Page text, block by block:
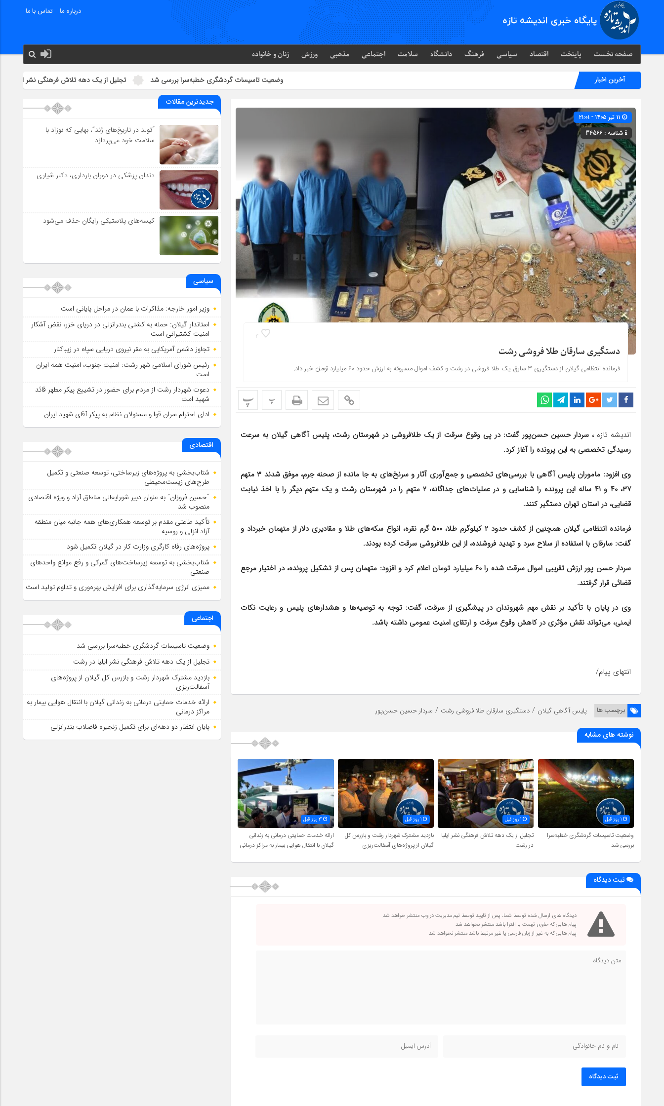
درباره ما تماس با ما
صفحه نخست پایتخت اقتصاد سیاسی فرهنگ دانشگاه سلامت اجتماعی مذهبی ورزش زنان و خانواده
آخرین اخبار وضعیت تاسیسات گردشگری خطبه‌سرا بررسی شد تجلیل از یک دهه تلاش فرهنگی نشر ایلیا در رشت
شناسه : 34566
4
دستگیری سارقان طلا فروشی رشت
فرمانده انتظامی گیلان از دستگیری ۳ سارق یک طلا فروشی در رشت و کشف اموال مسروقه به ارزش حدود ۶۰ میلیارد تومان خبر داد.
پ پ
اندیشه تازه، سردار حسین حسن‌پور گفت: در پی وقوع سرقت از یک طلافروشی در شهرستان رشت، پلیس آگاهی گیلان به سرعت
رسیدگی تخصصی به این پرونده را آغاز کرد.
وی افزود: ماموران پلیس آگاهی با بررسی‌های تخصصی و جمع‌آوری آثار و سرنخ‌های به جا مانده از صحنه جرم، موفق شدند ۳ متهم
۳۷، ۴۰ و ۴۱ ساله این پرونده را شناسایی و در عملیات‌های جداگانه، ۲ متهم را در شهرستان رشت و یک متهم دیگر را با اخذ نیابت
قضایی، در استان تهران دستگیر کنند.
فرمانده انتظامی گیلان همچنین از کشف حدود ۲ کیلوگرم طلا، ۵۰۰ گرم نقره، انواع سکه‌های طلا و مقادیری دلار از متهمان خبرداد و
گفت: سارقان با استفاده از سلاح سرد و تهدید فروشنده، از این طلافروشی سرقت کرده بودند.
سردار حسن پور ارزش تقریبی اموال سرقت شده را ۶۰ میلیارد تومان اعلام کرد و افزود: متهمان پس از تشکیل پرونده، در اختیار مرجع
قضائی قرار گرفتند.
وی در پایان با تأکید بر نقش مهم شهروندان در پیشگیری از سرقت، گفت: توجه به توصیه‌ها و هشدار‌های پلیس و رعایت نکات
ایمنی، می‌تواند نقش مؤثری در کاهش وقوع سرقت و ارتقای امنیت عمومی داشته باشد.
انتهای پیام/
برچسب ها پلیس آگاهی گیلان / دستگیری سارقان طلا فروشی رشت / سردار حسین حسن‌پور
نوشته های مشابه
1 روز قبل
وضعیت تاسیسات گردشگری خطبه‌سرا
بررسی شد
1 روز قبل
تجلیل از یک دهه تلاش فرهنگی نشر ایلیا
در رشت
1 روز قبل
بازدید مشترک شهردار رشت و بازرس کل
گیلان از پروژه‌های آسفالت‌ریزی
3 روز قبل
ارائه خدمات حمایتی درمانی به زندانی
گیلان با انتقال هوایی بیمار به مراکز درمانی
ثبت دیدگاه
دیدگاه های ارسال شده توسط شما، پس از تایید توسط تیم مدیریت در وب منتشر خواهد شد.
پیام هایی که حاوی تهمت یا افترا باشد منتشر نخواهد شد.
پیام هایی که به غیر از زبان فارسی یا غیر مرتبط باشد منتشر نخواهد شد.
ثبت دیدگاه
جدیدترین مقالات
“تولد در تاریخ‌های رُند”، بهایی که نوزاد با
سلامت خود می‌پردازد
دندان پزشکی در دوران بارداری، دکتر شیاری
کیسه‌های پلاستیکی رایگان حذف می‌شود
سیاسی
وزیر امور خارجه: مذاکرات با عمان در مراحل پایانی است
استاندار گیلان: حمله به کشتی بندرانزلی در دریای خزر، نقض آشکار
امنیت کشتیرانی است
تجاوز دشمن آمریکایی به مقر نیروی دریایی سپاه در زیباکنار
رئیس شورای اسلامي شهر رشت: امنیت جنوب، امنیت همه ایران
است
دعوت شهردار رشت از مردم برای حضور در تشییع پیکر مطهر قائد
شهید امت
ادای احترام سران قوا و مسئولان نظام به پیکر آقای شهید ایران
اقتصادی
شتاب‌بخشی به پروژه‌های زیرساختی، توسعه صنعتی و تکمیل
طرح‌های زیست‌محیطی
“حسین فروزان” به عنوان دبیر شورایعالی مناطق آزاد و ویژه اقتصادی
منصوب شد
تأكید طاعتی مقدم بر توسعه همكاری‌های همه جانبه میان منطقه
آزاد انزلی و روسیه
پروژه‌های رفاه کارگری وزارت کار در گیلان تکمیل شود
شتاب‌بخشی به توسعه زیرساخت‌های گمركی و رفع موانع واحدهای
صنعتی
ممیزی انرژی سرمایه‌گذاری برای افزایش بهره‌وری و تداوم تولید است
اجتماعی
وضعیت تاسیسات گردشگری خطبه‌سرا بررسی شد
تجلیل از یک دهه تلاش فرهنگی نشر ایلیا در رشت
بازدید مشترک شهردار رشت و بازرس کل گیلان از پروژه‌های
آسفالت‌ریزی
ارائه خدمات حمایتی درمانی به زندانی گیلان با انتقال هوایی بیمار به
مراکز درمانی
پایان انتظار دو دهه‌ای برای تکمیل زنجیره فاضلاب بندرانزلی